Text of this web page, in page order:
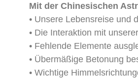
Mit der Chinesischen
• Unsere Lebensreise und
• Die Interaktion mit
• Fehlende Elemente
• Übermäßige Betonung
• Wichtige